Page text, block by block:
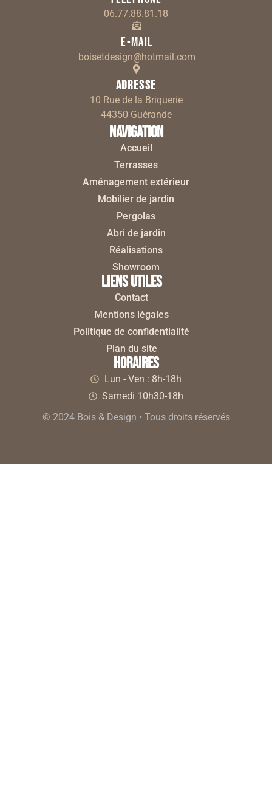
06.77.88.81.18
E-mail
boisetdesign@hotmail.com
Adresse
10 Rue de la Briquerie
44350 Guérande
Navigation
Accueil
Terrasses
Aménagement extérieur
Mobilier de jardin
Pergolas
Abri de jardin
Réalisations
Showroom
liens utiles
Contact
Mentions légales
Politique de confidentialité
Plan du site
horaires
Lun - Ven : 8h-18h
Samedi 10h30-18h
© 2024 Bois & Design • Tous droits réservés